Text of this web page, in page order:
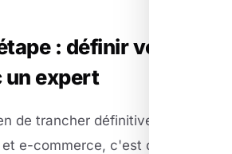
: définir votre
un expert
de trancher définitivement
e-commerce, c'est d'en